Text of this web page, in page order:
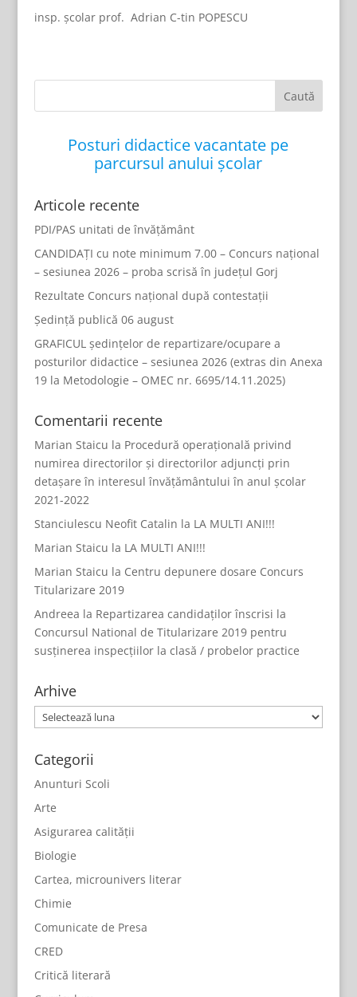
insp. școlar prof. Adrian C-tin POPESCU
Posturi didactice vacantate pe
parcursul anului școlar
Articole recente
PDI/PAS unitati de învățământ
CANDIDAȚI cu note minimum 7.00 – Concurs național
– sesiunea 2026 – proba scrisă în județul Gorj
Rezultate Concurs național după contestații
Ședință publică 06 august
GRAFICUL ședințelor de repartizare/ocupare a
posturilor didactice – sesiunea 2026 (extras din Anexa
19 la Metodologie – OMEC nr. 6695/14.11.2025)
Comentarii recente
Marian Staicu la Procedură operațională privind
numirea directorilor și directorilor adjuncți prin
detașare în interesul învățământului în anul școlar
2021-2022
Stanciulescu Neofit Catalin la LA MULTI ANI!!!
Marian Staicu la LA MULTI ANI!!!
Marian Staicu la Centru depunere dosare Concurs
Titularizare 2019
Andreea la Repartizarea candidaților înscrisi la
Concursul National de Titularizare 2019 pentru
susținerea inspecțiilor la clasă / probelor practice
Arhive
Arhive
Categorii
Anunturi Scoli
Arte
Asigurarea calității
Biologie
Cartea, microunivers literar
Chimie
Comunicate de Presa
CRED
Critică literară